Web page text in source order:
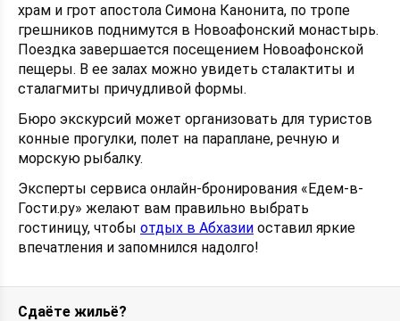
храм и грот апостола Симона Канонита, по тропе
грешников поднимутся в Новоафонский монастырь.
Поездка завершается посещением Новоафонской
пещеры. В ее залах можно увидеть сталактиты и
сталагмиты причудливой формы.
Бюро экскурсий может организовать для туристов
конные прогулки, полет на параплане, речную и
морскую рыбалку.
Эксперты сервиса онлайн-бронирования «Едем-в-
Гости.ру» желают вам правильно выбрать
гостиницу, чтобы отдых в Абхазии оставил яркие
впечатления и запомнился надолго!
Сдаёте жильё?